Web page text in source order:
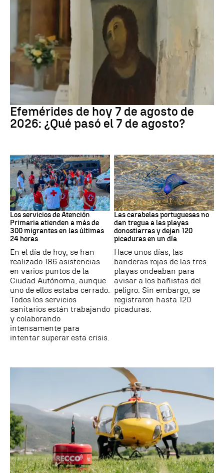
Efemérides de hoy 7 de agosto de
2026: ¿Qué pasó el 7 de agosto?
Crisis migratoria
Los servicios de Atención
Primaria atienden a más de
300 migrantes en las últimas
24 horas
En el día de hoy, se han
realizado 186 asistencias
en varios puntos de la
Ciudad Autónoma, aunque
uno de ellos estaba cerrado.
Todos los servicios
sanitarios están trabajando
y colaborando
intensamente para
intentar superar esta crisis.
PAÍS VASCO
Las carabelas portuguesas no
dan tregua a las playas
donostiarras y dejan 120
picaduras en un día
Hace unos días, las
banderas rojas de las tres
playas ondeaban para
avisar a los bañistas del
peligro. Sin embargo, se
registraron hasta 120
picaduras.